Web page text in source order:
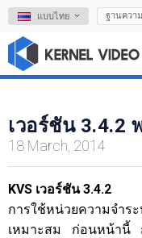
แบบไทย ฐานควา
เวอร์ชัน 3.4.2
18 March, 2014
KVS เวอร์ชัน 3.4.2
การใช้หน่วยความจำร
เหมาะสม ก่อนหน้านี้